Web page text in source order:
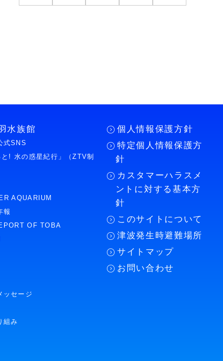
水族館
式SNS
! 水の惑星紀行」（ZTV制
AQUARIUM
報
OF TOBA
ッセージ
組み
個人情報保護方針
特定個人情報保護方
針
カスタマーハラスメ
ントに対する基本方
針
このサイトについて
津波発生時避難場所
サイトマップ
お問い合わせ